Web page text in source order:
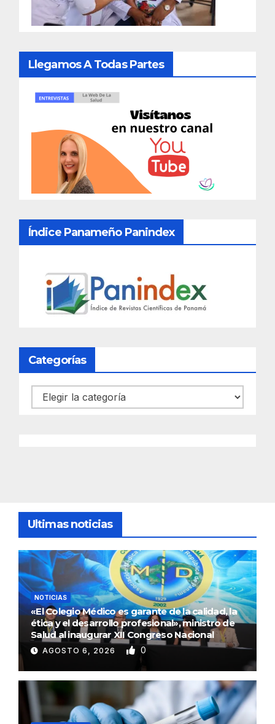
Llegamos A Todas Partes
Índice Panameño Panindex
Categorías
Categorías
Ultimas noticias
NOTICIAS
«El Colegio Médico es garante de la calidad, la
ética y el desarrollo profesional», ministro de
Salud al inaugurar XII Congreso Nacional
AGOSTO 6, 2026 0